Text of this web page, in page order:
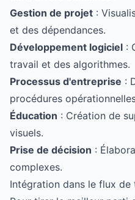
Gestion de projet :
et des dépendances.
Développement logiciel :
travail et des algorithmes.
Processus d'entreprise :
procédures
Éducation : Création de
visuels.
Prise de décision :
complexes.
Intégration dans le flux de